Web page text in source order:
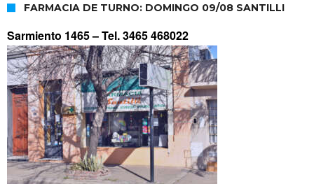
FARMACIA DE TURNO: DOMINGO 09/08 SANTILLI
Sarmiento 1465 –Tel. 3465 468022